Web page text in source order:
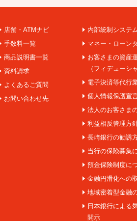
店舗・ATMナビ
手数料一覧
商品説明書一覧
資料請求
よくあるご質問
お問い合わせ先
内部統制システ
マネー・ローン
お客さまの資産
（フィデューシ
電子決済等代行
個人情報保護宣
法人のお客さま
利益相反管理方
長崎銀行の勧誘
当行の保険募集
預金保険制度に
金融円滑化への
地域密着型金融
日本銀行による
開示